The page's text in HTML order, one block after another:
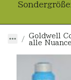
Goldwell
alle